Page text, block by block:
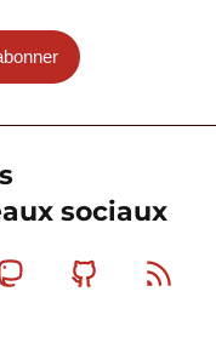
sociaux
MastodonGithub